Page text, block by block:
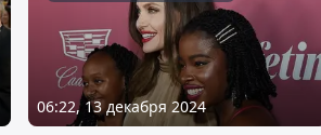
06:22, 13 декабря 2024